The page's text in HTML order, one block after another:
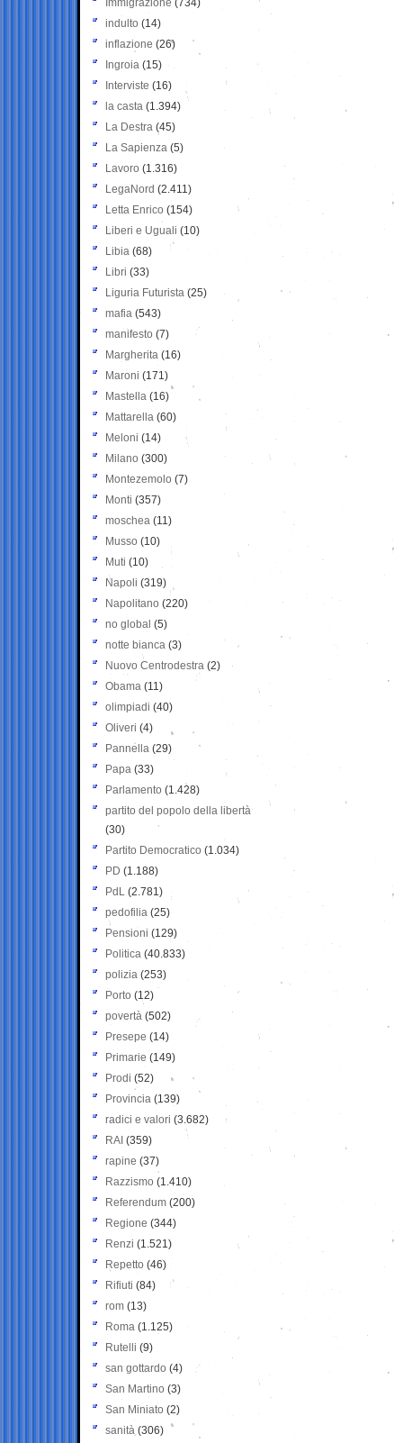
Immigrazione (734)
indulto (14)
inflazione (26)
Ingroia (15)
Interviste (16)
la casta (1.394)
La Destra (45)
La Sapienza (5)
Lavoro (1.316)
LegaNord (2.411)
Letta Enrico (154)
Liberi e Uguali (10)
Libia (68)
Libri (33)
Liguria Futurista (25)
mafia (543)
manifesto (7)
Margherita (16)
Maroni (171)
Mastella (16)
Mattarella (60)
Meloni (14)
Milano (300)
Montezemolo (7)
Monti (357)
moschea (11)
Musso (10)
Muti (10)
Napoli (319)
Napolitano (220)
no global (5)
notte bianca (3)
Nuovo Centrodestra (2)
Obama (11)
olimpiadi (40)
Oliveri (4)
Pannella (29)
Papa (33)
Parlamento (1.428)
partito del popolo della libertà
(30)
Partito Democratico (1.034)
PD (1.188)
PdL (2.781)
pedofilia (25)
Pensioni (129)
Politica (40.833)
polizia (253)
Porto (12)
povertà (502)
Presepe (14)
Primarie (149)
Prodi (52)
Provincia (139)
radici e valori (3.682)
RAI (359)
rapine (37)
Razzismo (1.410)
Referendum (200)
Regione (344)
Renzi (1.521)
Repetto (46)
Rifiuti (84)
rom (13)
Roma (1.125)
Rutelli (9)
san gottardo (4)
San Martino (3)
San Miniato (2)
sanità (306)